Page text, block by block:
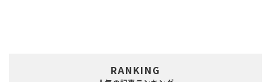
RANKING